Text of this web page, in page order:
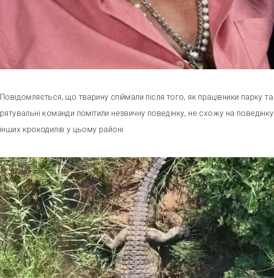
Повідомляється, що тварину спіймали після того, як працівники парку та
рятувальні команди помітили незвичну поведінку, не схожу на поведінку
інших крокодилів у цьому районі.